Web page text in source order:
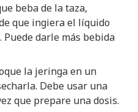
beba de la taza,
que ingiera el líquido
darle más bebida
la jeringa en un
Debe usar una
que prepare una dosis.